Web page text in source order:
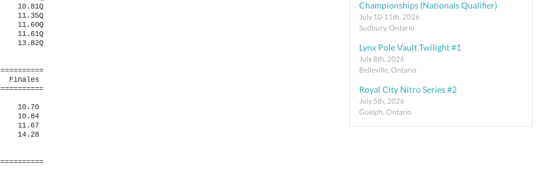
Championships (Nationals Qualifier)
July 10-11th, 2026
Sudbury, Ontario
Lynx Pole Vault Twilight #1
July 8th, 2026
Belleville, Ontario
Royal City Nitro Series #2
July 5th, 2026
Guelph, Ontario